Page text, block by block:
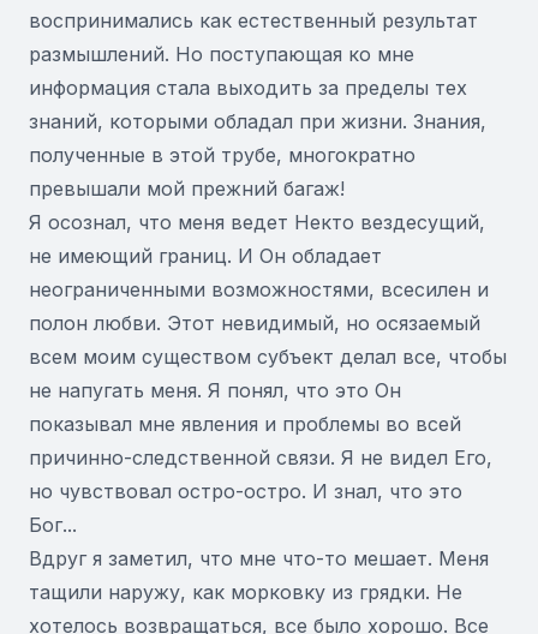
воспринимались как естественный результат
размышлений. Но поступающая ко мне
информация стала выходить за пределы тех
знаний, которыми обладал при жизни. Знания,
полученные в этой трубе, многократно
превышали мой прежний багаж!
Я осознал, что меня ведет Некто вездесущий,
не имеющий границ. И Он обладает
неограниченными возможностями, всесилен и
полон любви. Этот невидимый, но осязаемый
всем моим существом субъект делал все, чтобы
не напугать меня. Я понял, что это Он
показывал мне явления и проблемы во всей
причинно-следственной связи. Я не видел Его,
но чувствовал остро-остро. И знал, что это
Бог...
Вдруг я заметил, что мне что-то мешает. Меня
тащили наружу, как морковку из грядки. Не
хотелось возвращаться, все было хорошо. Все